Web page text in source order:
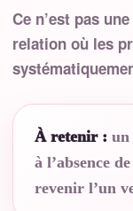
Ce n’est pas
relation où les
À retenir : un
à l’absence
revenir l’un